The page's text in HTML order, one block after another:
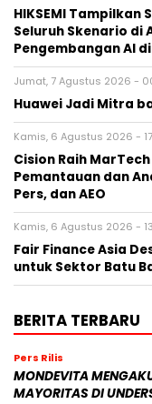
HIKSEMI Tampilkan
Seluruh Skenario di
Pengembangan AI
Jumat, 7 Agustus 2026 -
Huawei Jadi Mitra
Kamis, 6 Agustus 2026 -
Cision Raih
Pemantauan dan
Pers, dan AEO
Kamis, 6 Agustus 2026 -
Fair Finance Asia
untuk Sektor Batu
BERITA TERBARU
Pers Rilis
MONDEVITA
MAYORITAS DI